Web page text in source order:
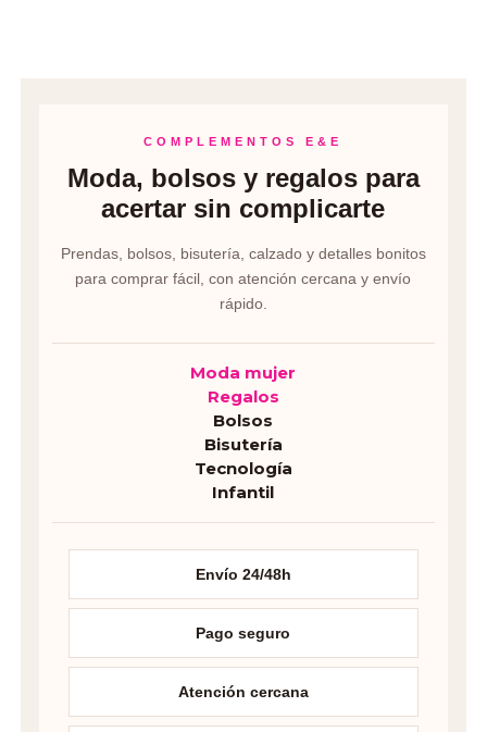
COMPLEMENTOS E&E
Moda, bolsos y regalos para
acertar sin complicarte
Prendas, bolsos, bisutería, calzado y detalles bonitos
para comprar fácil, con atención cercana y envío
rápido.
Moda mujer
Regalos
Bolsos
Bisutería
Tecnología
Infantil
Envío 24/48h
Pago seguro
Atención cercana